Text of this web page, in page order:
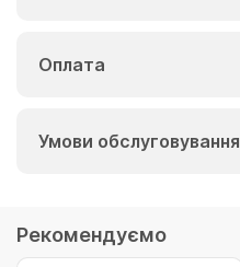
Оплата
Умови обслуговування
Рекомендуємо